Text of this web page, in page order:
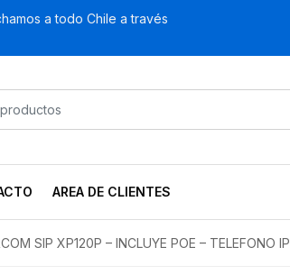
a todo Chile a través
AREA DE CLIENTES
SIP XP120P – INCLUYE POE – TELEFONO IP